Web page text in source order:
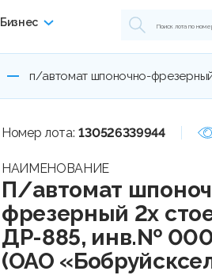
Бизнес
п/автомат шпоночно-
Номер лота: 130526339944
НАИМЕНОВАНИЕ
П/автомат
фрезерный 2х
ДР-885, инв.№
(ОАО